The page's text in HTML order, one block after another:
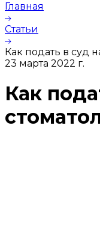
Главная
Статьи
Как подать в суд
23 марта 2022 г.
Как